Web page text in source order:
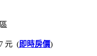
元 (即時房價)